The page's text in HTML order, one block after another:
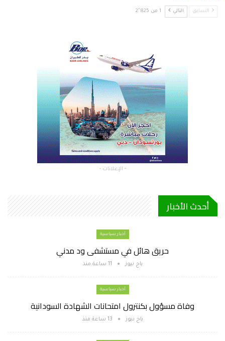
السابق التالي 1 من 2٬825
- الإعلانات -
أحدث الأخبار
أخبار سياسية
حريق هائل في مستشفى ود مدني
باج نيوز 11 ساعة منذ
أخبار سياسية
وفاة مسؤول بكنترول امتحانات الشهادة السودانية
باج نيوز 13 ساعة منذ